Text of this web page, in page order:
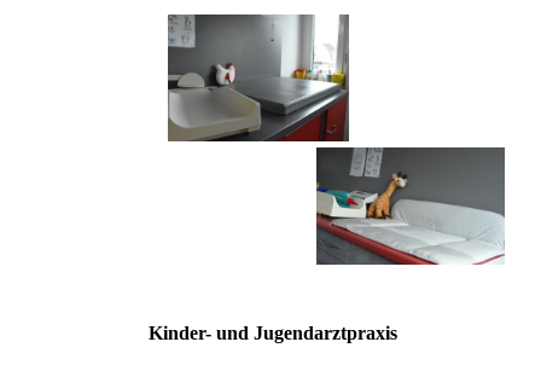
Kinder- und Jugendarztpraxis